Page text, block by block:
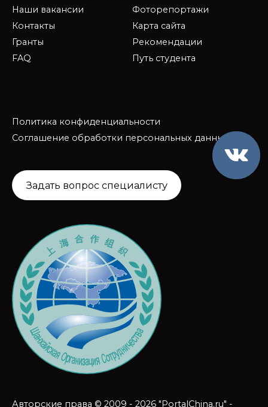
Наши вакансии
Контакты
Гранты
FAQ
Фоторепортажи
Карта сайта
Рекомендации
Путь студента
Политика конфиденциальности
Соглашение обработки персональных данных
Задать вопрос специалисту
Авторские права © 2009 - 2026 "PortalChina.ru" -